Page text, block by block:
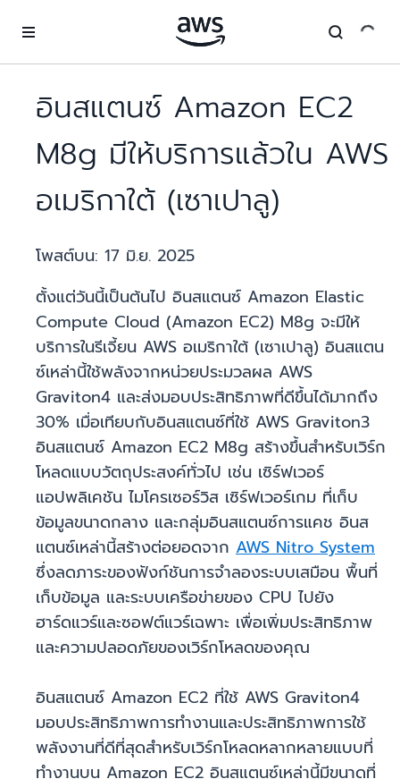
อินสแตนซ์ Amazon EC2
M8g มีให้บริการแล้วใน AWS
อเมริกาใต้ (เซาเปาลู)
โพสต์บน: 17 มิ.ย. 2025
ตั้งแต่วันนี้เป็นต้นไป อินสแตนซ์ Amazon Elastic
Compute Cloud (Amazon EC2) M8g จะมีให้
บริการในรีเจี้ยน AWS อเมริกาใต้ (เซาเปาลู) อินสแตน
ซ์เหล่านี้ใช้พลังจากหน่วยประมวลผล AWS
Graviton4 และส่งมอบประสิทธิภาพที่ดีขึ้นได้มากถึง
30% เมื่อเทียบกับอินสแตนซ์ที่ใช้ AWS Graviton3
อินสแตนซ์ Amazon EC2 M8g สร้างขึ้นสำหรับเวิร์ก
โหลดแบบวัตถุประสงค์ทั่วไป เช่น เซิร์ฟเวอร์
แอปพลิเคชัน ไมโครเซอร์วิส เซิร์ฟเวอร์เกม ที่เก็บ
ข้อมูลขนาดกลาง และกลุ่มอินสแตนซ์การแคช อินส
แตนซ์เหล่านี้สร้างต่อยอดจาก AWS Nitro System
ซึ่งลดภาระของฟังก์ชันการจำลองระบบเสมือน พื้นที่
เก็บข้อมูล และระบบเครือข่ายของ CPU ไปยัง
ฮาร์ดแวร์และซอฟต์แวร์เฉพาะ เพื่อเพิ่มประสิทธิภาพ
และความปลอดภัยของเวิร์กโหลดของคุณ
อินสแตนซ์ Amazon EC2 ที่ใช้ AWS Graviton4
มอบประสิทธิภาพการทำงานและประสิทธิภาพการใช้
พลังงานที่ดีที่สุดสำหรับเวิร์กโหลดหลากหลายแบบที่
ทำงานบน Amazon EC2 อินสแตนซ์เหล่านี้มีขนาดที่